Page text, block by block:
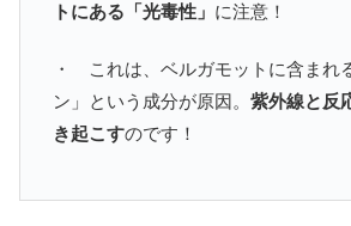
トにある「光毒性」 に注意！
・ これは、ベルガモットに含まれ
ン」という成分が原因。 紫外線と反
き起こすのです！